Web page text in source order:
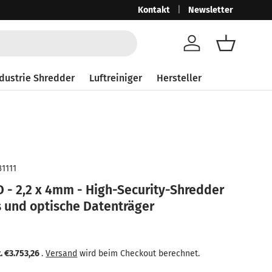
Ab 250,-€ netto mit MwSt. 297,50
Kontakt Newsletter
Konto
Shredder Luftreiniger Hersteller
- 2,2 x 4mm - High-Security-Shredder
und optische Datenträger
Preis
€3.753,26.Versand wird beim Checkout berechnet.